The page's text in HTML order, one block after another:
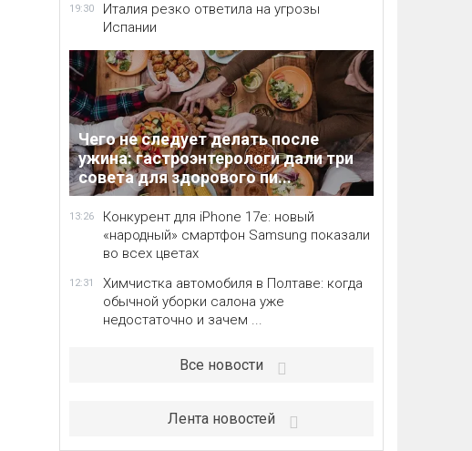
19:30
Италия резко ответила на угрозы
Испании
Чего не следует делать после
ужина: гастроэнтерологи дали три
совета для здорового пи...
13:26
Конкурент для iPhone 17e: новый
«народный» смартфон Samsung показали
во всех цветах
12:31
Химчистка автомобиля в Полтаве: когда
обычной уборки салона уже
недостаточно и зачем ...
Все новости
Лента новостей